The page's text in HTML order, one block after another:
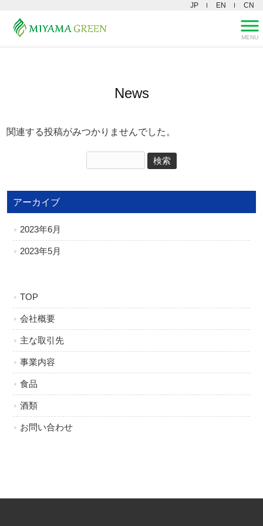
JP EN CN
MENU
News
関連する投稿がみつかりませんでした。
アーカイブ
2023年6月
2023年5月
TOP
会社概要
主な取引先
事業内容
食品
酒類
お問い合わせ